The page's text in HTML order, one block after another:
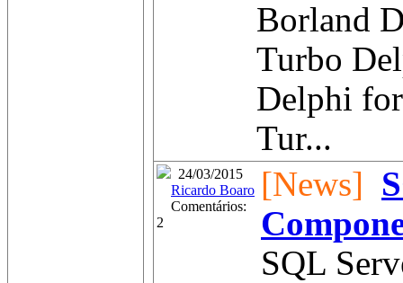
Borland
Turbo
Delphi
Tur...
24/03/2015
Ricardo Boaro
Comentários:
2
[News]
SQL